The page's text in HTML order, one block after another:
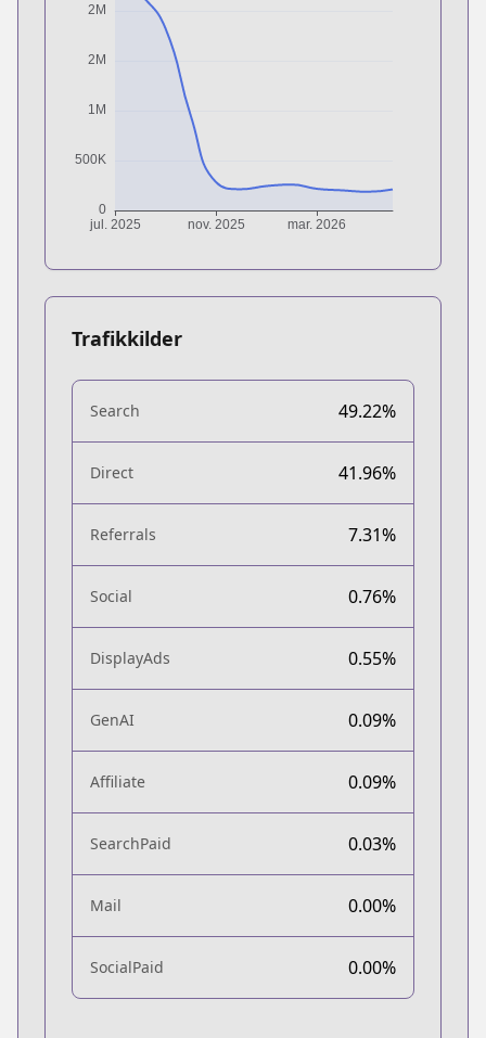
Trafikkilder
Search 49.22%
Direct 41.96%
Referrals 7.31%
Social 0.76%
DisplayAds 0.55%
GenAI 0.09%
Affiliate 0.09%
SearchPaid 0.03%
Mail 0.00%
SocialPaid 0.00%